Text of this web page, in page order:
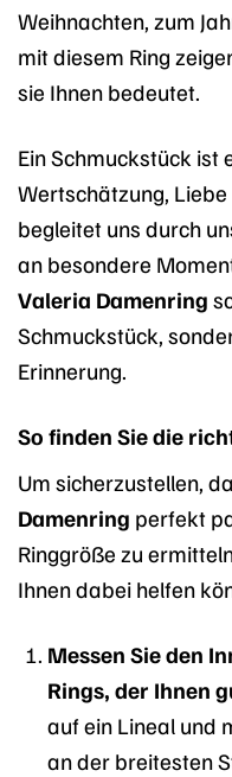
Weihnachten, zum
mit diesem Ring
sie Ihnen bedeutet.
Ein Schmuckstück ist
Wertschätzung,
begleitet uns durch
an besondere
Valeria Damenring
Schmuckstück,
Erinnerung.
So finden Sie die
Um sicherzustellen,
Damenring perfekt
Ringgröße zu
Ihnen dabei helfen
Messen Sie den
Rings, der Ihnen
auf ein Lineal und
an der breitesten